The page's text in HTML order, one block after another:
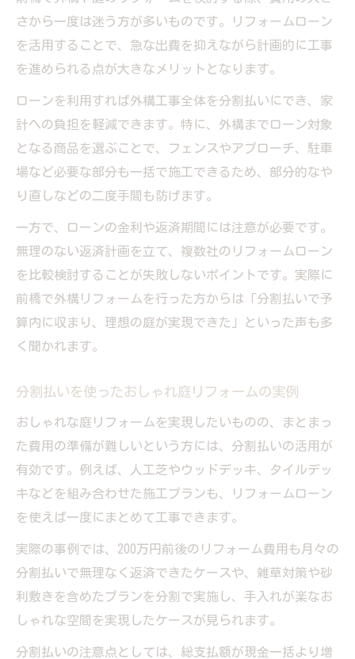
さから一度は迷う方が多いものです。リフォームローン
を活用することで、急な出費を抑えながら計画的に工事
を進められる点が大きなメリットとなります。
ローンを利用すれば外構工事全体を分割払いにでき、家
計への負担を軽減できます。特に、外構までローン対象
となる商品を選ぶことで、フェンスやアプローチ、駐車
場など必要な部分も一括で施工できるため、部分的なや
り直しなどの二度手間も防げます。
一方で、ローンの金利や返済期間には注意が必要です。
無理のない返済計画を立て、複数社のリフォームローン
を比較検討することが失敗しないポイントです。実際に
前橋で外構リフォームを行った方からは「分割払いで予
算内に収まり、理想の庭が実現できた」といった声も多
く聞かれます。
分割払いを使ったおしゃれ庭リフォームの実例
おしゃれな庭リフォームを実現したいものの、まとまっ
た費用の準備が難しいという方には、分割払いの活用が
有効です。例えば、人工芝やウッドデッキ、タイルデッ
キなどを組み合わせた施工プランも、リフォームローン
を使えば一度にまとめて工事できます。
実際の事例では、200万円前後のリフォーム費用も月々の
分割払いで無理なく返済できたケースや、雑草対策や砂
利敷きを含めたプランを分割で実施し、手入れが楽なお
しゃれな空間を実現したケースが見られます。
分割払いの注意点としては、総支払額が現金一括より増